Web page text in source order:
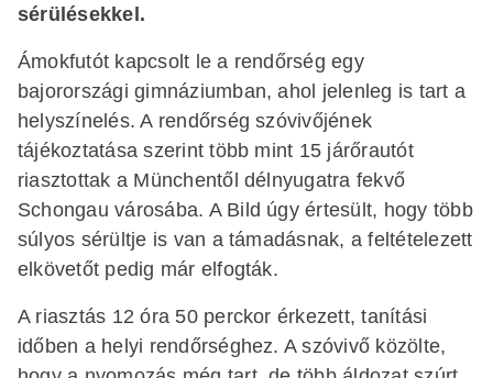
sérülésekkel.
Ámokfutót kapcsolt le a rendőrség egy
bajorországi gimnáziumban, ahol jelenleg is tart a
helyszínelés. A rendőrség szóvivőjének
tájékoztatása szerint több mint 15 járőrautót
riasztottak a Münchentől délnyugatra fekvő
Schongau városába. A Bild úgy értesült, hogy több
súlyos sérültje is van a támadásnak, a feltételezett
elkövetőt pedig már elfogták.
A riasztás 12 óra 50 perckor érkezett, tanítási
időben a helyi rendőrséghez. A szóvivő közölte,